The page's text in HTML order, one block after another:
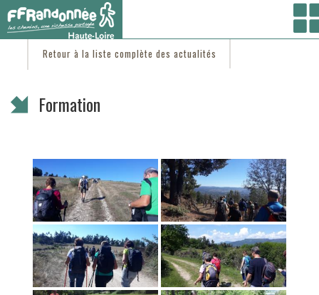
Vous êtes ici :Accueil/C'est d'actu
Retour à la liste complète des actualités
Formation